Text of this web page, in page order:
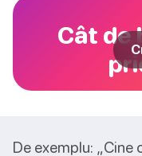
Cât de
De exemplu: „Cine